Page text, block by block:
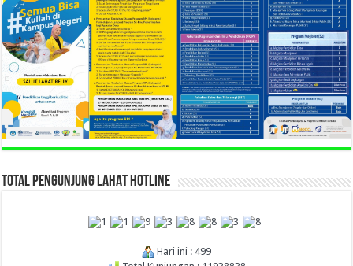
TOTAL PENGUNJUNG LAHAT HOTLINE
Hari ini : 499